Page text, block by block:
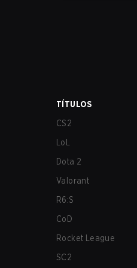
TÍTULOS
CS2
LoL
Dota 2
Valorant
R6:S
CoD
Rocket League
SC2